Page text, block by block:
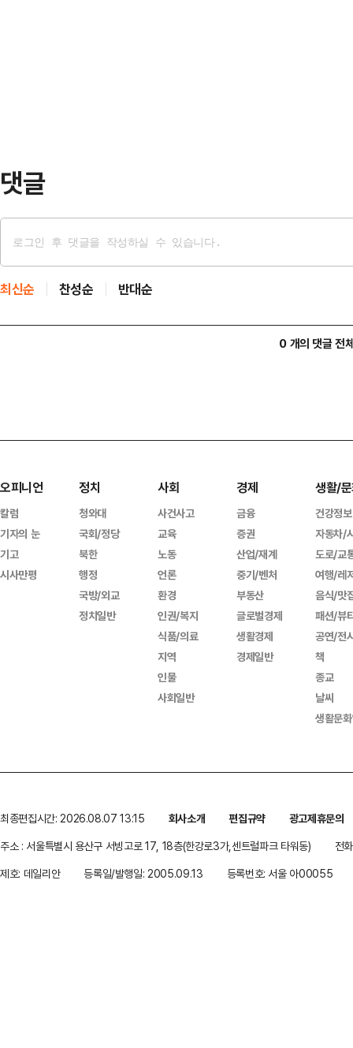
댓글
최신순 찬성순 반대순
0 개의 댓글 전
오피니언
칼럼
기자의 눈
기고
시사만평
정치
청와대
국회/정당
북한
행정
국방/외교
정치일반
사회
사건사고
교육
노동
언론
환경
인권/복지
식품/의료
지역
인물
사회일반
경제
금융
증권
산업/재계
중기/벤처
부동산
글로벌경제
생활경제
경제일반
생활/
건강정보
자동차/
도로/교
여행/레
음식/맛
패션/뷰
공연/전
책
종교
날씨
생활문
최종편집시간: 2026.08.07 13:15 회사소개 편집규약
광고제휴문의
주소 : 서울특별시 용산구 서빙고로 17, 18층(한강로3가,센트럴파크 타워동)
전
제호: 데일리안
등록일/발행일: 2005.09.13 등록번호: 서울 아00055